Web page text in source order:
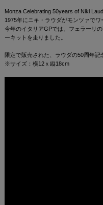
Monza Celebrating 50years of Niki
1975年にニキ・ラウダがモンツァで
今年のイタリアGPでは、フェラーリ
ーキットを走りました。
限定で販売された、ラウダの50周年記
※サイズ：横12ｘ縦18cm